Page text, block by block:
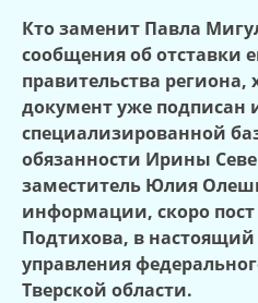
Кто заменит Павла
сообщения об отставки
правительства
документ уже подписан
специализированной
обязанности Ирины
заместитель Юлия
информации, скоро
Подтихова, в
управления
Тверской области.